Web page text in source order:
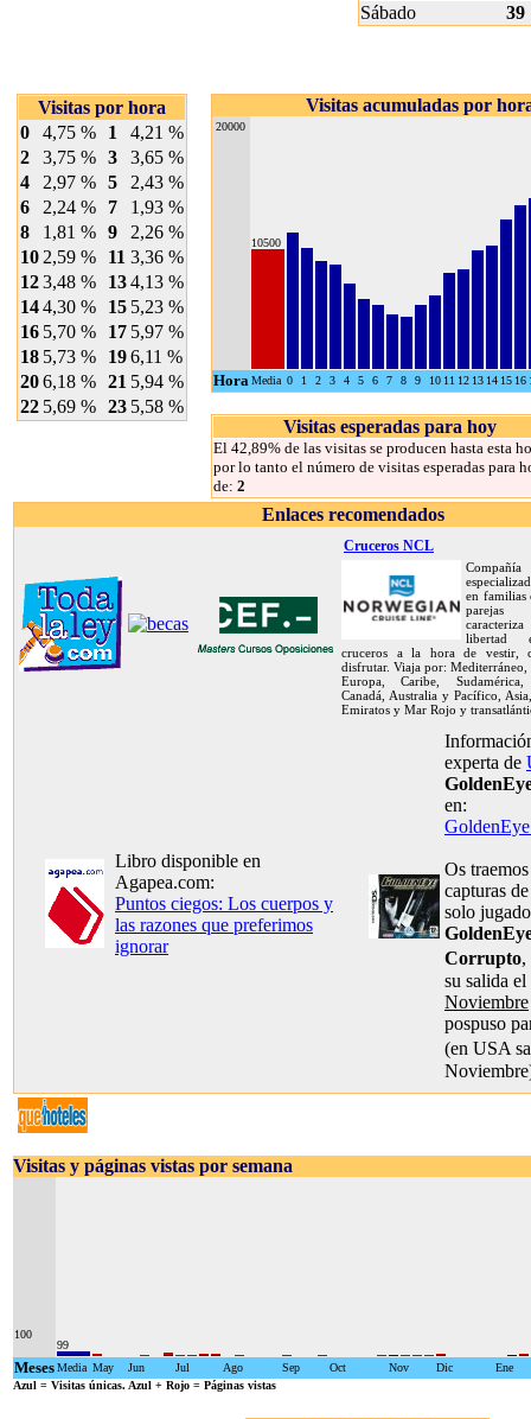
Sábado
39
Visitas por hora
0
4,75 % 1
4,21 %
2
3,75 % 3
3,65 %
4
2,97 % 5
2,43 %
6
2,24 % 7
1,93 %
8
1,81 % 9
2,26 %
10 2,59 % 11 3,36 %
123,48 % 134,13 %
144,30 % 15 5,23 %
16 5,70 % 17 5,97 %
18 5,73 % 196,11 %
206,18 % 21 5,94 %
22 5,69 % 23 5,58 %
Visitas acumuladas por
20000
10500
HoraMedia 0 1 2 3 4 5 6 7 8 9 10 11 12 13 14 15 16
Visitas esperadas para hoy
El 42,89% de las visitas se producen hasta esta
por lo tanto el número de visitas esperadas para
de: 2
Enlaces recomendados
Cruceros NCL
Compañía
en familias
libertad
cruceros a la hora de vestir,
disfrutar. Viaja por: Mediterráneo,
Europa, Caribe, Sudamérica,
Canadá, Australia y Pacífico,
Emiratos y Mar Rojo y
Libro disponible en
Agapea.com:
Puntos ciegos: Los cuerpos y
las razones que preferimos
ignorar
experta de
en:
Os
capturas
solo
Corrupto,
su salida
Noviembre
pospuso
(en USA
Visitas y páginas vistas por semana
100
99
MesesMedia May Jun Jul Ago Sep Oct Nov Dic
Ene
Azul = Visitas únicas. Azul + Rojo = Páginas vistas